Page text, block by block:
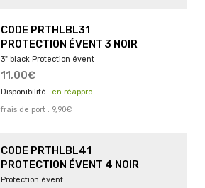
CODE PRTHLBL31
PROTECTION ÉVENT 3 NOIR
3" black Protection évent
11,00€
en réappro.
frais de port : 9,90€
CODE PRTHLBL41
PROTECTION ÉVENT 4 NOIR
Protection évent